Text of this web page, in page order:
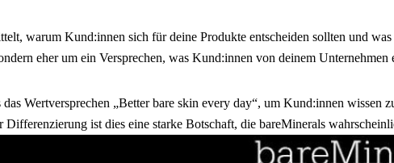
warum Kund:innen sich für deine Produkte entscheiden sollten und
eher um ein Versprechen, was Kund:innen von deinem
Wertversprechen „Better bare skin every day“, um Kund:innen wissen
ist dies eine starke Botschaft, die bareMinerals